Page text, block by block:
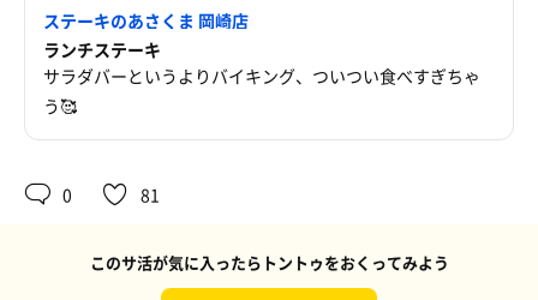
ステーキのあさくま 岡崎店
ランチステーキ
サラダバーというよりバイキング、ついつい食べすぎちゃ
う🥰
0 81
このサ活が気に入ったらトントゥをおくってみよう